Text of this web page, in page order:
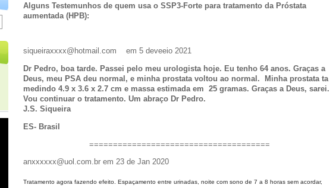
Alguns Testemunhos de quem usa o SSP3-Forte para tratamento da Próstata
aumentada (HPB):
siqueiraxxxx@hotmail.com em 5 deveeio 2021
Dr Pedro, boa tarde. Passei pelo meu urologista hoje. Eu tenho 64 anos. Graças a
Deus, meu PSA deu normal, e minha prostata voltou ao normal. Minha prostata ta
medindo 4.9 x 3.6 x 2.7 cm e massa estimada em 25 gramas. Graças a Deus, sarei.
Vou continuar o tratamento. Um abraço Dr Pedro.
J.S. Siqueira
ES- Brasil
======================================
anxxxxxx@uol.com.br em 23 de Jan 2020
Tratamento agora fazendo efeito. Espaçamento entre urinadas, noite com sono de 7 a 8 horas sem acordar,